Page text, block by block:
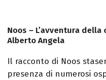
Noos – L’avventura
Alberto Angela
Il racconto di Noos
presenza di numerosi